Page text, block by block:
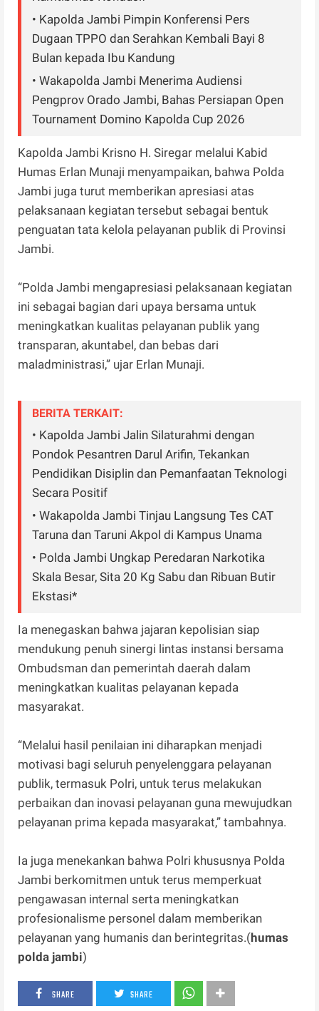
• Kapolda Jambi Pimpin Konferensi Pers
Dugaan TPPO dan Serahkan Kembali Bayi 8
Bulan kepada Ibu Kandung
• Wakapolda Jambi Menerima Audiensi
Pengprov Orado Jambi, Bahas Persiapan Open
Tournament Domino Kapolda Cup 2026
Kapolda Jambi Krisno H. Siregar melalui Kabid
Humas Erlan Munaji menyampaikan, bahwa Polda
Jambi juga turut memberikan apresiasi atas
pelaksanaan kegiatan tersebut sebagai bentuk
penguatan tata kelola pelayanan publik di Provinsi
Jambi.
“Polda Jambi mengapresiasi pelaksanaan kegiatan
ini sebagai bagian dari upaya bersama untuk
meningkatkan kualitas pelayanan publik yang
transparan, akuntabel, dan bebas dari
maladministrasi,” ujar Erlan Munaji.
BERITA TERKAIT:
• Kapolda Jambi Jalin Silaturahmi dengan
Pondok Pesantren Darul Arifin, Tekankan
Pendidikan Disiplin dan Pemanfaatan Teknologi
Secara Positif
• Wakapolda Jambi Tinjau Langsung Tes CAT
Taruna dan Taruni Akpol di Kampus Unama
• Polda Jambi Ungkap Peredaran Narkotika
Skala Besar, Sita 20 Kg Sabu dan Ribuan Butir
Ekstasi*
Ia menegaskan bahwa jajaran kepolisian siap
mendukung penuh sinergi lintas instansi bersama
Ombudsman dan pemerintah daerah dalam
meningkatkan kualitas pelayanan kepada
masyarakat.
“Melalui hasil penilaian ini diharapkan menjadi
motivasi bagi seluruh penyelenggara pelayanan
publik, termasuk Polri, untuk terus melakukan
perbaikan dan inovasi pelayanan guna mewujudkan
pelayanan prima kepada masyarakat,” tambahnya.
Ia juga menekankan bahwa Polri khususnya Polda
Jambi berkomitmen untuk terus memperkuat
pengawasan internal serta meningkatkan
profesionalisme personel dalam memberikan
pelayanan yang humanis dan berintegritas.(humas
polda jambi)
SHARE SHARE